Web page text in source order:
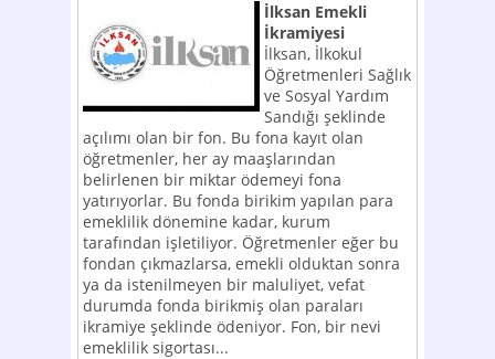
İlksan Emekli
İkramiyesi
İlksan, İlkokul
Öğretmenleri Sağlık
ve Sosyal Yardım
Sandığı şeklinde
açılımı olan bir fon. Bu fona kayıt olan
öğretmenler, her ay maaşlarından
belirlenen bir miktar ödemeyi fona
yatırıyorlar. Bu fonda birikim yapılan para
emeklilik dönemine kadar, kurum
tarafından işletiliyor. Öğretmenler eğer bu
fondan çıkmazlarsa, emekli olduktan sonra
ya da istenilmeyen bir maluliyet, vefat
durumda fonda birikmiş olan paraları
ikramiye şeklinde ödeniyor. Fon, bir nevi
emeklilik sigortası...